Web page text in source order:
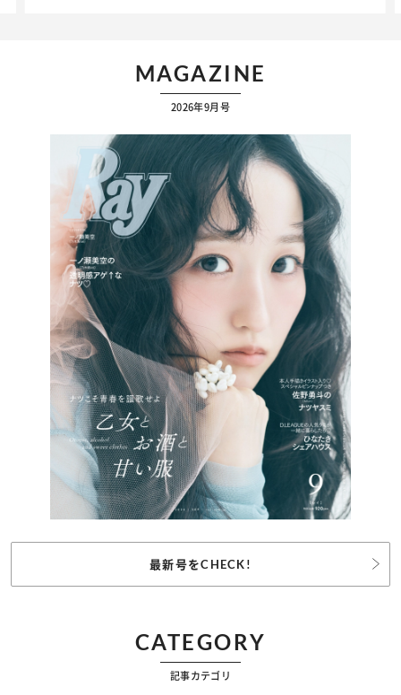
MAGAZINE
2026年9月号
最新号をCHECK!
CATEGORY
記事カテゴリ